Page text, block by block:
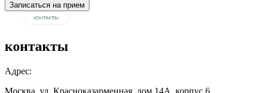
Записаться на прием
контакты
Адрес:
Москва, ул. Красноказарменная, дом 14А, корпус 6